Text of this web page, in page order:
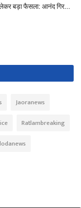
बड़ा फैसला: आनंद गिर...
Jaoranews
Ratlambreaking